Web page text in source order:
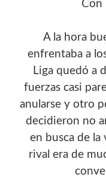
Con
A la hora
enfrentaba a
Liga quedó a
fuerzas casi
anularse y otro
decidieron no
en busca de la
rival era de